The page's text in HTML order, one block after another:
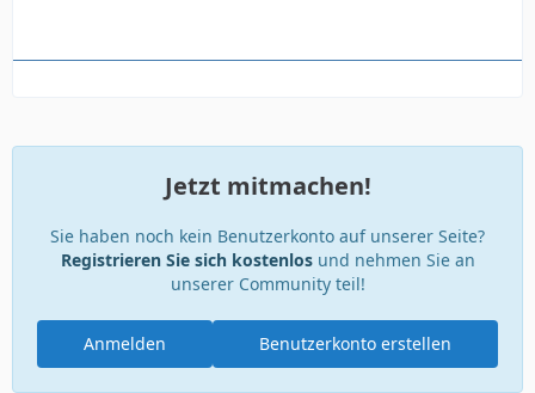
Jetzt mitmachen!
Sie haben noch kein Benutzerkonto auf unserer Seite?
Registrieren Sie sich kostenlosund nehmen Sie an
unserer Community teil!
Benutzerkonto erstellen
Anmelden